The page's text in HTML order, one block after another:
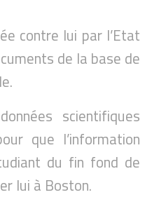
contre lui par l’Etat
de la base de
scientifiques
que l’information
du fin fond de
lui à Boston.